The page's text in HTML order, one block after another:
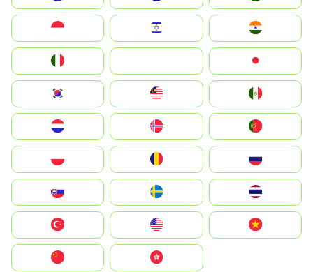
South Korea
United States
中國香港特別行政區